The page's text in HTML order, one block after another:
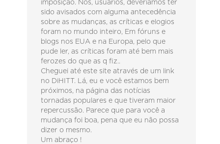
imposição. Nós, usuários, deveríamos ter
sido avisados com alguma antecedência
sobre as mudanças, as críticas e elogios
foram no mundo inteiro, Em fóruns e
blogs nos EUA e na Europa, pelo que
pude ler, as críticas foram até bem mais
ferozes do que as q fiz..
Cheguei até este site através de um link
no DiHITT. Lá, eu e você estamos bem
próximos, na página das notícias
tornadas populares e que tiveram maior
repercussão. Parece que para você a
mudança foi boa, pena que eu não possa
dizer o mesmo.
Um abraço !